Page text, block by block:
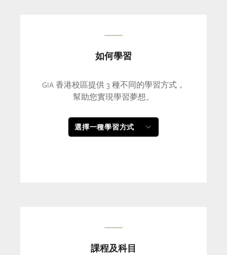
如何學習
GIA 香港校區提供 3 種不同的學習方式，
幫助您實現學習夢想。
選擇一種學習方式
課程及科目